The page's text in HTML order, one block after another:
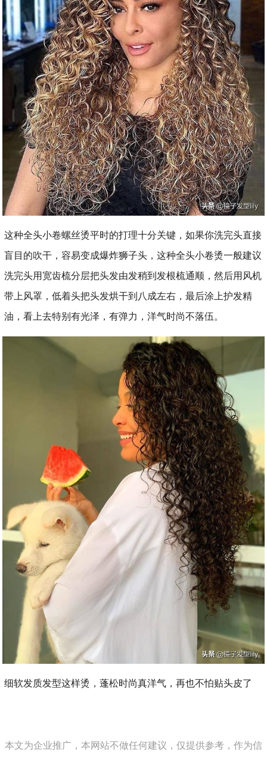
这种全头小卷螺丝烫平时的打理十分关键，如果你洗完头直接
盲目的吹干，容易变成爆炸狮子头，这种全头小卷烫一般建议
洗完头用宽齿梳分层把头发由发稍到发根梳通顺，然后用风机
带上风罩，低着头把头发烘干到八成左右，最后涂上护发精
油，看上去特别有光泽，有弹力，洋气时尚不落伍。
细软发质发型这样烫，蓬松时尚真洋气，再也不怕贴头皮了
本文为企业推广，本网站不做任何建议，仅提供参考，作为信